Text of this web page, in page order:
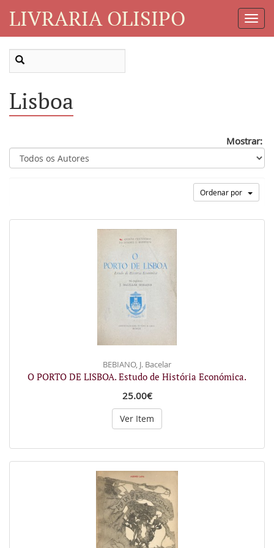
LIVRARIA OLISIPO
Lisboa
Mostrar:
Ordenar por
BEBIANO, J. Bacelar
O PORTO DE LISBOA. Estudo de História Económica.
25.00€
Ver Item